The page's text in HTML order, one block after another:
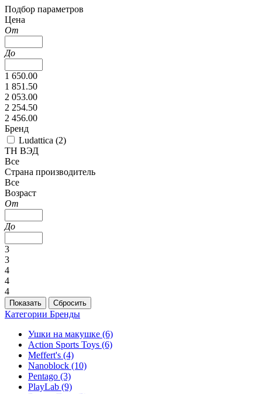
Подбор параметров
Цена
От
До
1 650.00
1 851.50
2 053.00
2 254.50
2 456.00
Бренд
Ludattica (2)
ТН ВЭД
Все
Страна производитель
Все
Возраст
От
До
3
3
4
4
4
Категории Бренды
Ушки на макушке (6)
Action Sports Toys (6)
Meffert's (4)
Nanoblock (10)
Pentago (3)
PlayLab (9)